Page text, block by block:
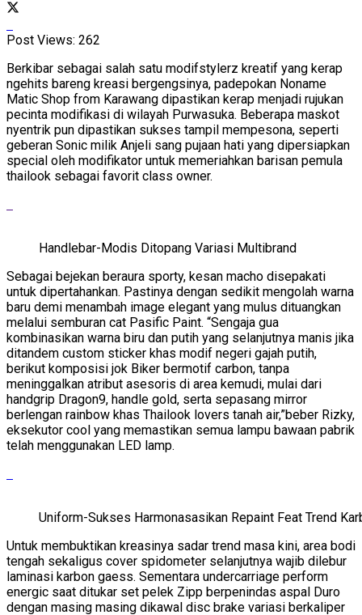
Post Views: 262
Berkibar sebagai salah satu modifstylerz kreatif yang kerap
ngehits bareng kreasi bergengsinya, padepokan Noname
Matic Shop from Karawang dipastikan kerap menjadi rujukan
pecinta modifikasi di wilayah Purwasuka. Beberapa maskot
nyentrik pun dipastikan sukses tampil mempesona, seperti
geberan Sonic milik Anjeli sang pujaan hati yang dipersiapkan
special oleh modifikator untuk memeriahkan barisan pemula
thailook sebagai favorit class owner.
Handlebar-Modis Ditopang Variasi Multibrand
Sebagai bejekan beraura sporty, kesan macho disepakati
untuk dipertahankan. Pastinya dengan sedikit mengolah warna
baru demi menambah image elegant yang mulus dituangkan
melalui semburan cat Pasific Paint. “Sengaja gua
kombinasikan warna biru dan putih yang selanjutnya manis jika
ditandem custom sticker khas modif negeri gajah putih,
berikut komposisi jok Biker bermotif carbon, tanpa
meninggalkan atribut asesoris di area kemudi, mulai dari
handgrip Dragon9, handle gold, serta sepasang mirror
berlengan rainbow khas Thailook lovers tanah air,”beber Rizky,
eksekutor cool yang memastikan semua lampu bawaan pabrik
telah menggunakan LED lamp.
Uniform-Sukses Harmonasasikan Repaint Feat Trend
Untuk membuktikan kreasinya sadar trend masa kini, area bodi
tengah sekaligus cover spidometer selanjutnya wajib dilebur
laminasi karbon gaess. Sementara undercarriage perform
energic saat ditukar set pelek Zipp berpenindas aspal Duro
dengan masing masing dikawal disc brake variasi berkaliper